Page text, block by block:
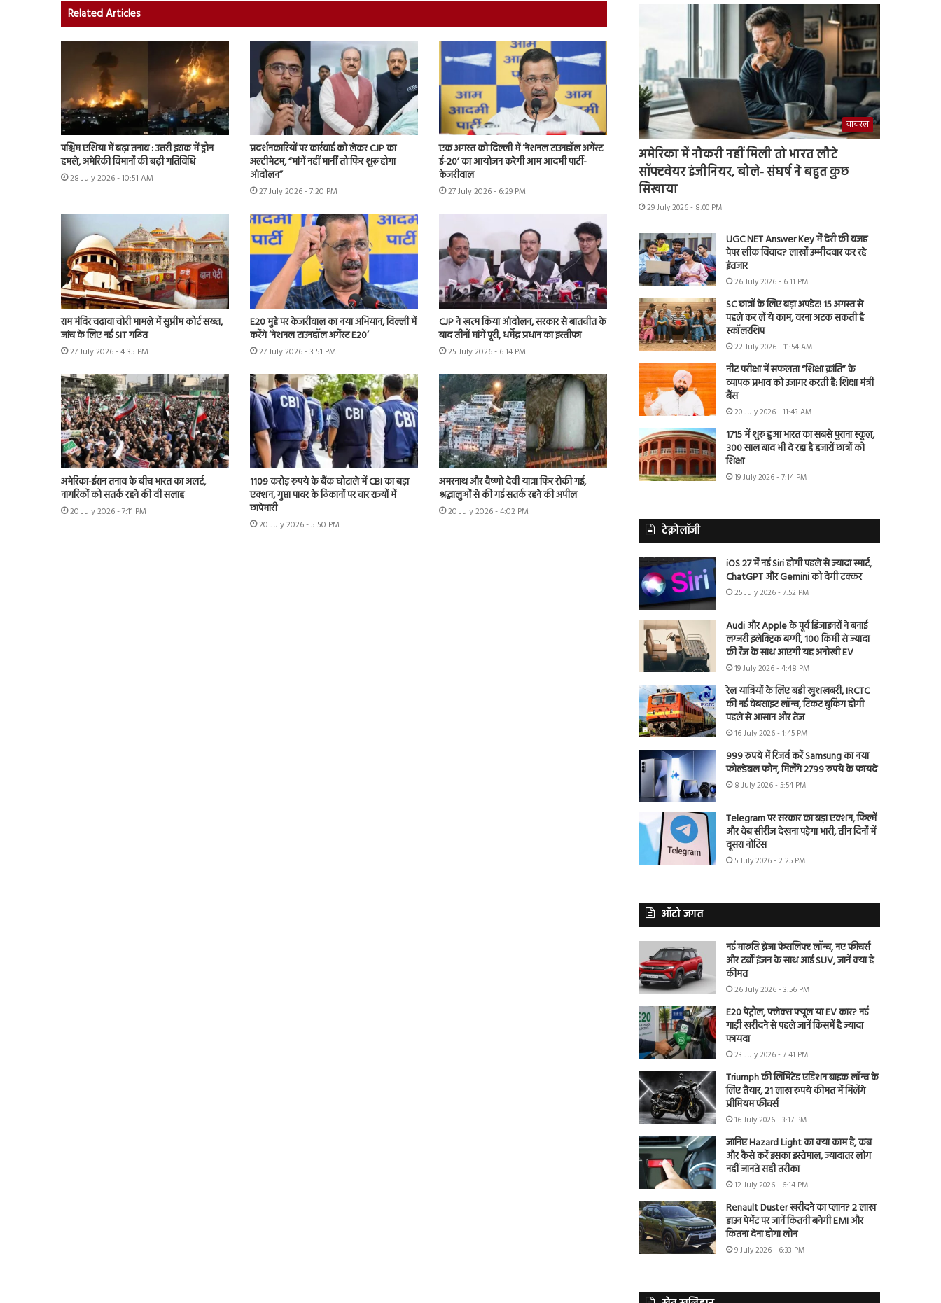
Related Articles
पश्चिम एशिया में बढ़ा तनाव : उत्तरी इराक में ड्रोन
हमले, अमेरिकी विमानों की बढ़ी गतिविधि
28 July 2026 - 10:51 AM
प्रदर्शनकारियों पर कार्रवाई को लेकर CJP का
अल्टीमेटम, “मांगें नहीं मानीं तो फिर शुरू होगा
आंदोलन”
27 July 2026 - 7:20 PM
एक अगस्त को दिल्ली में ‘नेशनल टाउनहॉल अगेंस्ट
ई-20’ का आयोजन करेगी आम आदमी पार्टी-
केजरीवाल
27 July 2026 - 6:29 PM
राम मंदिर चढ़ावा चोरी मामले में सुप्रीम कोर्ट सख्त,
जांच के लिए नई SIT गठित
27 July 2026 - 4:35 PM
E20 मुद्दे पर केजरीवाल का नया अभियान, दिल्ली में
करेंगे ‘नेशनल टाउनहॉल अगेंस्ट E20’
27 July 2026 - 3:51 PM
CJP ने खत्म किया आंदोलन, सरकार से बातचीत के
बाद तीनों मांगें पूरी, धर्मेंद्र प्रधान का इस्तीफा
25 July 2026 - 6:14 PM
अमेरिका-ईरान तनाव के बीच भारत का अलर्ट,
नागरिकों को सतर्क रहने की दी सलाह
20 July 2026 - 7:11 PM
1109 करोड़ रुपये के बैंक घोटाले में CBI का बड़ा
एक्शन, गुप्ता पावर के ठिकानों पर चार राज्यों में
छापेमारी
20 July 2026 - 5:50 PM
अमरनाथ और वैष्णो देवी यात्रा फिर रोकी गई,
श्रद्धालुओं से की गई सतर्क रहने की अपील
20 July 2026 - 4:02 PM
वायरल
अमेरिका में नौकरी नहीं मिली तो भारत लौटे
सॉफ्टवेयर इंजीनियर, बोले- संघर्ष ने बहुत कुछ
सिखाया
29 July 2026 - 8:00 PM
UGC NET Answer Key में देरी की वजह
पेपर लीक विवाद? लाखों उम्मीदवार कर रहे
इंतजार
26 July 2026 - 6:11 PM
SC छात्रों के लिए बड़ा अपडेट! 15 अगस्त से
पहले कर लें ये काम, वरना अटक सकती है
स्कॉलरशिप
22 July 2026 - 11:54 AM
नीट परीक्षा में सफलता “शिक्षा क्रांति” के
व्यापक प्रभाव को उजागर करती है: शिक्षा मंत्री
बैंस
20 July 2026 - 11:43 AM
1715 में शुरू हुआ भारत का सबसे पुराना स्कूल,
300 साल बाद भी दे रहा है हजारों छात्रों को
शिक्षा
19 July 2026 - 7:14 PM
टेक्नोलॉजी
iOS 27 में नई Siri होगी पहले से ज्यादा स्मार्ट,
ChatGPT और Gemini को देगी टक्कर
25 July 2026 - 7:52 PM
Audi और Apple के पूर्व डिजाइनरों ने बनाई
लग्जरी इलेक्ट्रिक बग्गी, 100 किमी से ज्यादा
की रेंज के साथ आएगी यह अनोखी EV
19 July 2026 - 4:48 PM
रेल यात्रियों के लिए बड़ी खुशखबरी, IRCTC
की नई वेबसाइट लॉन्च, टिकट बुकिंग होगी
पहले से आसान और तेज
16 July 2026 - 1:45 PM
999 रुपये में रिजर्व करें Samsung का नया
फोल्डेबल फोन, मिलेंगे 2799 रुपये के फायदे
8 July 2026 - 5:54 PM
Telegram पर सरकार का बड़ा एक्शन, फिल्में
और वेब सीरीज देखना पड़ेगा भारी, तीन दिनों में
दूसरा नोटिस
5 July 2026 - 2:25 PM
ऑटो जगत
नई मारुति ब्रेजा फेसलिफ्ट लॉन्च, नए फीचर्स
और टर्बो इंजन के साथ आई SUV, जानें क्या है
कीमत
26 July 2026 - 3:56 PM
E20 पेट्रोल, फ्लेक्स फ्यूल या EV कार? नई
गाड़ी खरीदने से पहले जानें किसमें है ज्यादा
फायदा
23 July 2026 - 7:41 PM
Triumph की लिमिटेड एडिशन बाइक लॉन्च के
लिए तैयार, 21 लाख रुपये कीमत में मिलेंगे
प्रीमियम फीचर्स
16 July 2026 - 3:17 PM
जानिए Hazard Light का क्या काम है, कब
और कैसे करें इसका इस्तेमाल, ज्यादातर लोग
नहीं जानते सही तरीका
12 July 2026 - 6:14 PM
Renault Duster खरीदने का प्लान? 2 लाख
डाउन पेमेंट पर जानें कितनी बनेगी EMI और
कितना देना होगा लोन
9 July 2026 - 6:33 PM